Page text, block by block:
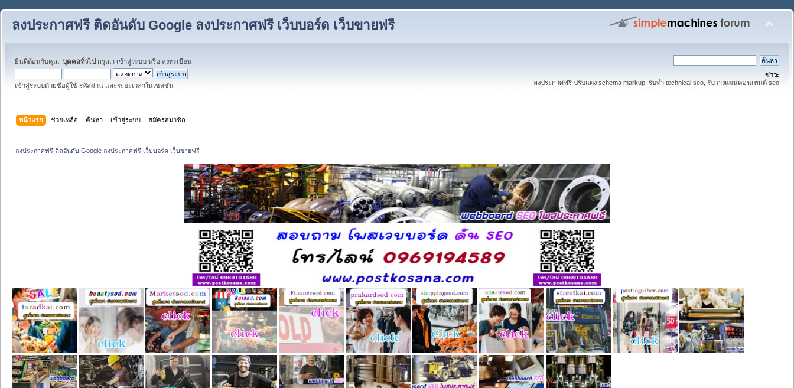
ลงประกาศฟรี ติดอันดับ Google ลงประกาศฟรี เว็บบอร์ด เว็บขายฟรี
ยินดีต้อนรับคุณ, บุคคลทั่วไป กรุณา เข้าสู่ระบบ หรือ ลงทะเบียน
เข้าสู่ระบบด้วยชื่อผู้ใช้ รหัสผ่าน และระยะเวลาในเซสชั่น
ข่าว:
ลงประกาศฟรี ปรับแต่ง schema markup, รับทำ technical seo, รับวางแผนคอนเทนต์ seo
หน้าแรก ช่วยเหลือ ค้นหา เข้าสู่ระบบ สมัครสมาชิก
ลงประกาศฟรี ติดอันดับ Google ลงประกาศฟรี เว็บบอร์ด เว็บขายฟรี